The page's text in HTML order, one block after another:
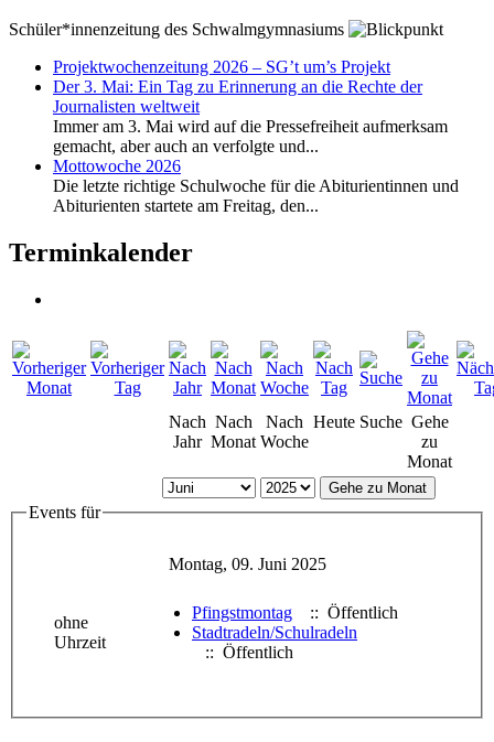
Schüler*innenzeitung des Schwalmgymnasiums
Projektwochenzeitung 2026 – SG’t um’s Projekt
Der 3. Mai: Ein Tag zu Erinnerung an die Rechte der
Journalisten weltweit
Immer am 3. Mai wird auf die Pressefreiheit aufmerksam
gemacht, aber auch an verfolgte und...
Mottowoche 2026
Die letzte richtige Schulwoche für die Abiturientinnen und
Abiturienten startete am Freitag, den...
Terminkalender
Nach
Jahr
Nach
Monat
Nach
Woche
Heute Suche Gehe
zu
Monat
Gehe zu Monat
Events für
Montag, 09. Juni 2025
ohne
Uhrzeit
Pfingstmontag
:: Öffentlich
Stadtradeln/Schulradeln
:: Öffentlich